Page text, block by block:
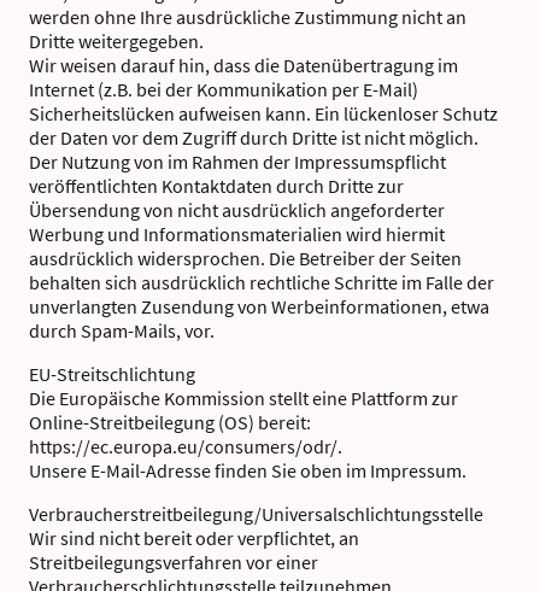
werden ohne Ihre ausdrückliche Zustimmung nicht an
Dritte weitergegeben.
Wir weisen darauf hin, dass die Datenübertragung im
Internet (z.B. bei der Kommunikation per E-Mail)
Sicherheitslücken aufweisen kann. Ein lückenloser Schutz
der Daten vor dem Zugriff durch Dritte ist nicht möglich.
Der Nutzung von im Rahmen der Impressumspflicht
veröffentlichten Kontaktdaten durch Dritte zur
Übersendung von nicht ausdrücklich angeforderter
Werbung und Informationsmaterialien wird hiermit
ausdrücklich widersprochen. Die Betreiber der Seiten
behalten sich ausdrücklich rechtliche Schritte im Falle der
unverlangten Zusendung von Werbeinformationen, etwa
durch Spam-Mails, vor.
EU-Streitschlichtung
Die Europäische Kommission stellt eine Plattform zur
Online-Streitbeilegung (OS) bereit:
https://ec.europa.eu/consumers/odr/.
Unsere E-Mail-Adresse finden Sie oben im Impressum.
Verbraucher­streit­beilegung/Universal­schlichtungs­stelle
Wir sind nicht bereit oder verpflichtet, an
Streitbeilegungsverfahren vor einer
Verbraucherschlichtungsstelle teilzunehmen.